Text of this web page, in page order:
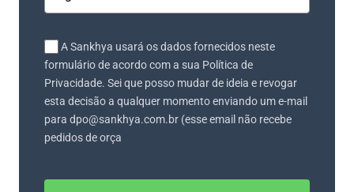
A Sankhya usará os dados fornecidos neste
formulário de acordo com a sua Política de
Privacidade. Sei que posso mudar de ideia e revogar
esta decisão a qualquer momento enviando um e-mail
para dpo@sankhya.com.br (esse email não recebe
pedidos de orça